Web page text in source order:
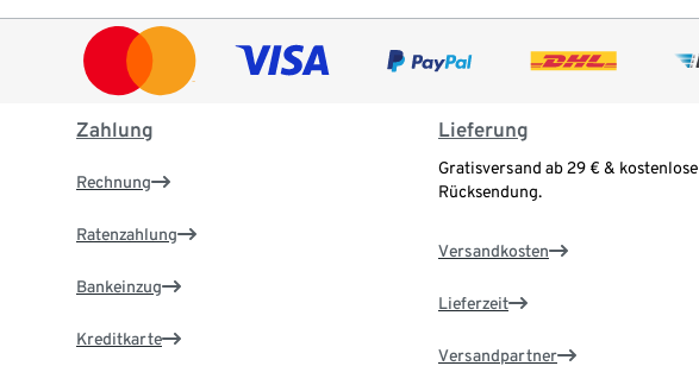
Zahlung
Rechnung
Ratenzahlung
Bankeinzug
Kreditkarte
Lieferung
Gratisversand ab 29 € & kostenlose
Rücksendung.
Versandkosten
Lieferzeit
Versandpartner